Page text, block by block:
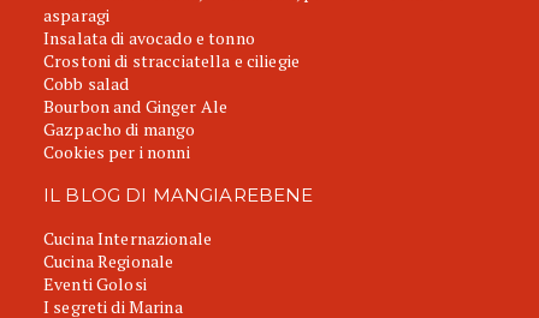
asparagi
Insalata di avocado e tonno
Crostoni di stracciatella e ciliegie
Cobb salad
Bourbon and Ginger Ale
Gazpacho di mango
Cookies per i nonni
IL BLOG DI MANGIAREBENE
Cucina Internazionale
Cucina Regionale
Eventi Golosi
I segreti di Marina